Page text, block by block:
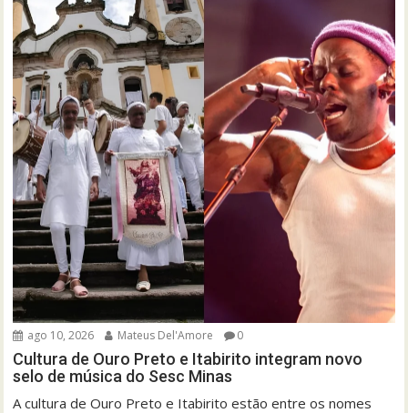
ago 10, 2026 Mateus Del'Amore 0
Cultura de Ouro Preto e Itabirito integram novo
selo de música do Sesc Minas
A cultura de Ouro Preto e Itabirito estão entre os nomes